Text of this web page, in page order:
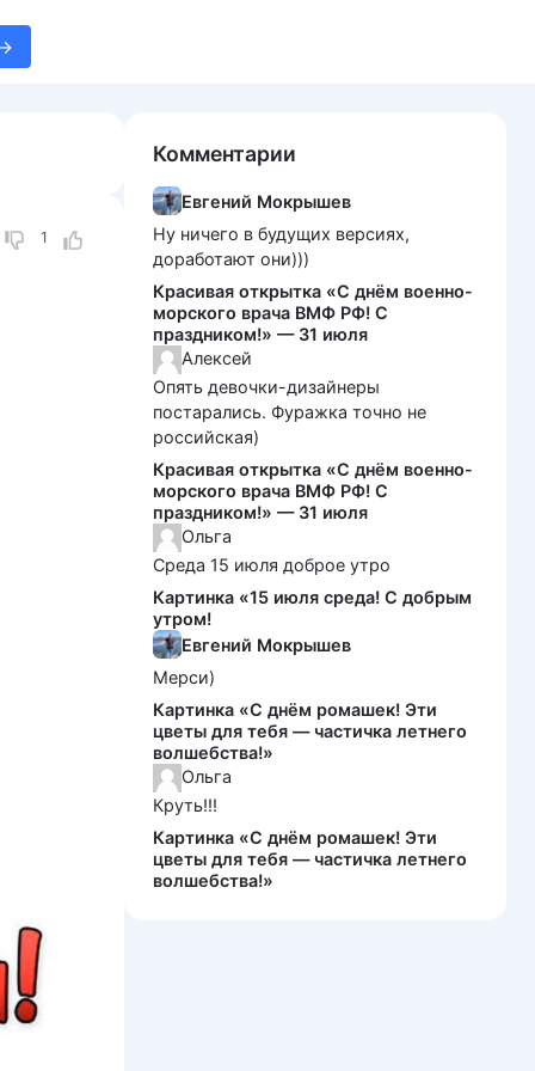
1
Комментарии
Евгений Мокрышев
Ну ничего в будущих версиях,
доработают они)))
Красивая открытка «С днём военно-
морского врача ВМФ РФ! С
праздником!» — 31 июля
Алексей
Опять девочки-дизайнеры
постарались. Фуражка точно не
российская)
Красивая открытка «С днём военно-
морского врача ВМФ РФ! С
праздником!» — 31 июля
Ольга
Среда 15 июля доброе утро
Картинка «15 июля среда! С добрым
утром!
Евгений Мокрышев
Мерси)
Картинка «С днём ромашек! Эти
цветы для тебя — частичка летнего
волшебства!»
Ольга
Круть!!!
Картинка «С днём ромашек! Эти
цветы для тебя — частичка летнего
волшебства!»